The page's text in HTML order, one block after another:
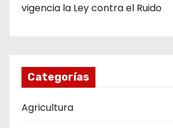
vigencia la Ley contra el Ruido
Categorías
Agricultura